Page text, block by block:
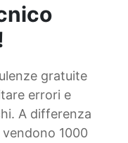
gratuite
errori e
A differenza
1000